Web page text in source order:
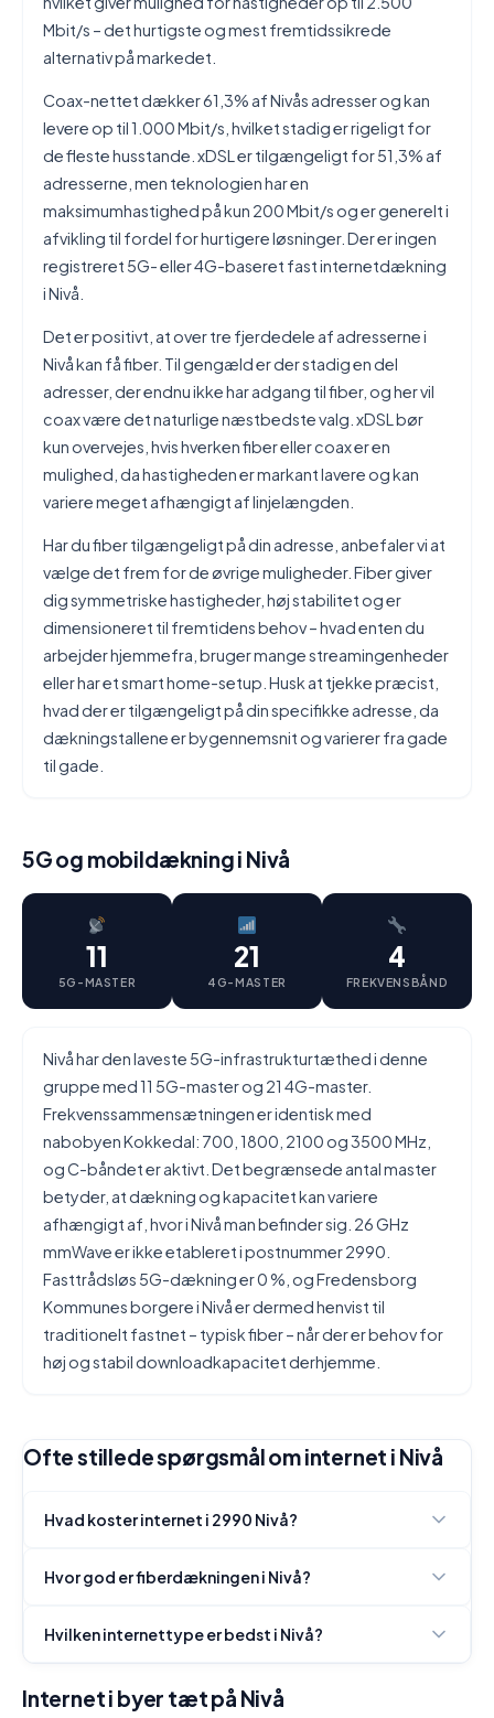
Mbit/s – det hurtigste og mest fremtidssikrede
alternativ på markedet.
Coax-nettet dækker 61,3% af Nivås adresser og kan
levere op til 1.000 Mbit/s, hvilket stadig er rigeligt for
de fleste husstande. xDSL er tilgængeligt for 51,3% af
adresserne, men teknologien har en
maksimumhastighed på kun 200 Mbit/s og er generelt i
afvikling til fordel for hurtigere løsninger. Der er ingen
registreret 5G- eller 4G-baseret fast internetdækning
i Nivå.
Det er positivt, at over tre fjerdedele af adresserne i
Nivå kan få fiber. Til gengæld er der stadig en del
adresser, der endnu ikke har adgang til fiber, og her vil
coax være det naturlige næstbedste valg. xDSL bør
kun overvejes, hvis hverken fiber eller coax er en
mulighed, da hastigheden er markant lavere og kan
variere meget afhængigt af linjelængden.
Har du fiber tilgængeligt på din adresse, anbefaler vi at
vælge det frem for de øvrige muligheder. Fiber giver
dig symmetriske hastigheder, høj stabilitet og er
dimensioneret til fremtidens behov – hvad enten du
arbejder hjemmefra, bruger mange streamingenheder
eller har et smart home-setup. Husk at tjekke præcist,
hvad der er tilgængeligt på din specifikke adresse, da
dækningstallene er bygennemsnit og varierer fra gade
til gade.
5G og mobildækning i Nivå
11
5G-MASTER
21
4G-MASTER
4
FREKVENSBÅND
Nivå har den laveste 5G-infrastrukturtæthed i denne
gruppe med 11 5G-master og 21 4G-master.
Frekvenssammensætningen er identisk med
nabobyen Kokkedal: 700, 1800, 2100 og 3500 MHz,
og C-båndet er aktivt. Det begrænsede antal master
betyder, at dækning og kapacitet kan variere
afhængigt af, hvor i Nivå man befinder sig. 26 GHz
mmWave er ikke etableret i postnummer 2990.
Fasttrådsløs 5G-dækning er 0 %, og Fredensborg
Kommunes borgere i Nivå er dermed henvist til
traditionelt fastnet – typisk fiber – når der er behov for
høj og stabil downloadkapacitet derhjemme.
Ofte stillede spørgsmål om internet i Nivå
Hvad koster internet i 2990 Nivå?
Hvor god er fiberdækningen i Nivå?
Hvilken internettype er bedst i Nivå?
Internet i byer tæt på Nivå